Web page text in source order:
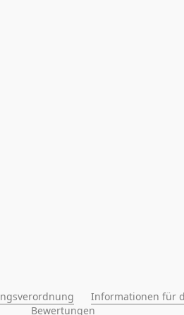
Informationen für
Bewertungen